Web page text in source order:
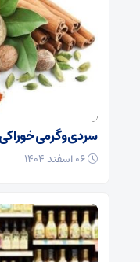
سردی و گرمی